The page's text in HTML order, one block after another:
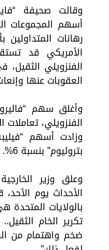
وقالت صحيفة
أسهم المجموعات
رهانات
الأمريكي قد
الفنزويلي
العقوبات عنها
وأغلق سهم
بتروليوم” بنسبة 6%.
وعلق وزير
الأحداث يوم
بالولايات
تكرير الخام
ضخم واهتمام من